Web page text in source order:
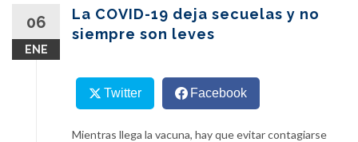
06
ENE
La COVID-19 deja secuelas y no
siempre son leves
Twitter Facebook
Mientras llega la vacuna, hay que evitar contagiarse